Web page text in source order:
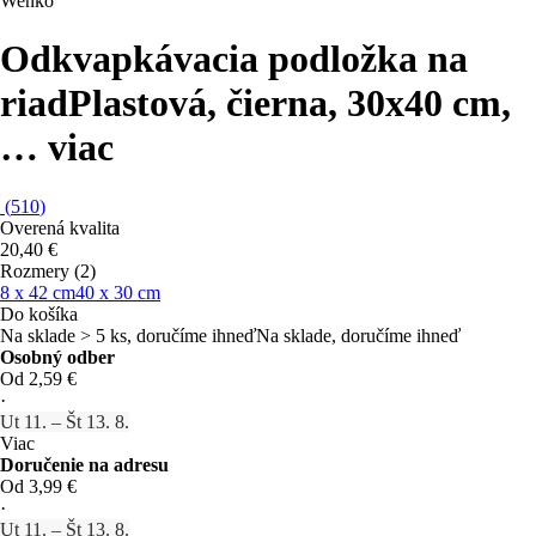
Odkvapkávacia podložka na
riadPlastová, čierna, 30x40 cm,
… viac
(510)
Overená kvalita
20,40 €
Rozmery (2)
8 x 42 cm40 x 30 cm
Do košíka
Na sklade > 5 ks, doručíme ihneďNa sklade, doručíme ihneď
Osobný odber
Od 2,59 €
·
Ut 11. – Št 13. 8.
Viac
Doručenie na adresu
Od 3,99 €
·
Ut 11. – Št 13. 8.